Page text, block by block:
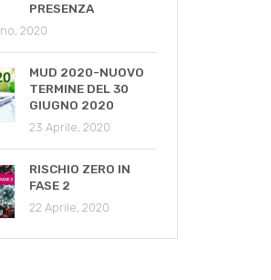
PRESENZA
2020
MUD 2020-NUOVO
TERMINE DEL 30
GIUGNO 2020
23 Aprile, 2020
RISCHIO ZERO IN
FASE 2
22 Aprile, 2020